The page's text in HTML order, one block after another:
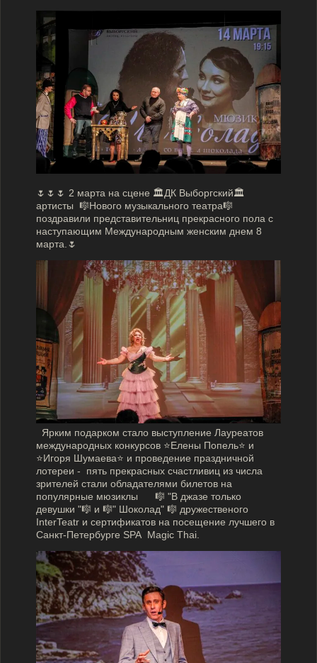
🌷🌷🌷 2 марта на сцене 🏛ДК Выборгский🏛
артисты 🎼Нового музыкального театра🎼
поздравили представительниц прекрасного пола с
наступающим Международным женским днем 8
марта.🌷
Ярким подарком стало выступление Лауреатов
международных конкурсов ⭐️Елены Попель⭐️ и
⭐️Игоря Шумаева⭐️ и проведение праздничной
лотереи - пять прекрасных счастливиц из числа
зрителей стали обладателями билетов на
популярные мюзиклы 🎼 "В джазе только
девушки "🎼 и 🎼" Шоколад" 🎼 дружественого
InterTeatr и сертификатов на посещение лучшего в
Санкт-Петербурге SPA Magic Thai.